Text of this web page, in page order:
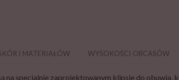
I MATERIAŁÓW WYSOKOŚCI OBCASÓW
na specjalnie zaprojektowanym klipsie do obuwia,